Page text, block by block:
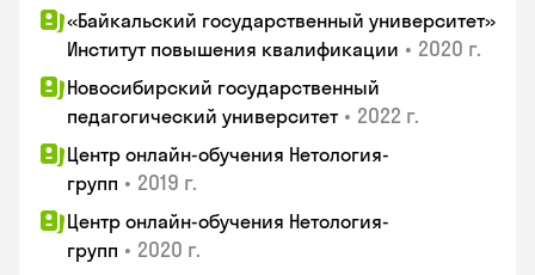
«Байкальский государственный университет»
Институт повышения квалификации • 2020 г.
Новосибирский государственный
педагогический университет • 2022 г.
Центр онлайн-обучения Нетология-
групп • 2019 г.
Центр онлайн-обучения Нетология-
групп • 2020 г.